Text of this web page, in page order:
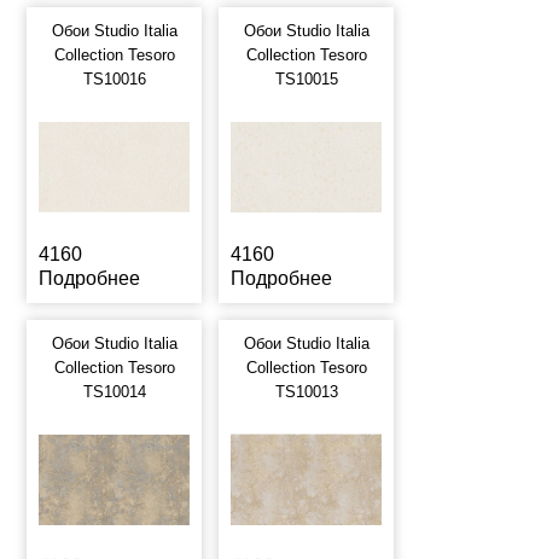
Обои Studio Italia
Collection Tesoro
TS10016
4160
Подробнее
Обои Studio Italia
Collection Tesoro
TS10015
4160
Подробнее
Обои Studio Italia
Collection Tesoro
TS10014
Обои Studio Italia
Collection Tesoro
TS10013